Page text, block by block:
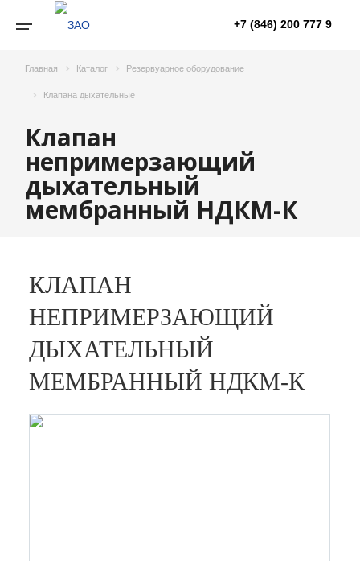
+7 (846) 200 777 9
Главная Каталог Резервуарное оборудование
Клапана дыхательные
Клапан
непримерзающий
дыхательный
мембранный НДКМ-К
КЛАПАН
НЕПРИМЕРЗАЮЩИЙ
ДЫХАТЕЛЬНЫЙ
МЕМБРАННЫЙ НДКМ-К